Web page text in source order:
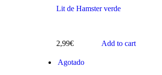
Lit de Hamster verde
2,99€ Add to cart
Agotado